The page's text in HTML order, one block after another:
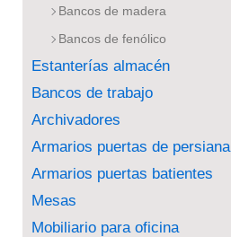
Bancos de madera
Bancos de fenólico
Estanterías almacén
Bancos de trabajo
Archivadores
Armarios puertas de persiana
Armarios puertas batientes
Mesas
Mobiliario para oficina